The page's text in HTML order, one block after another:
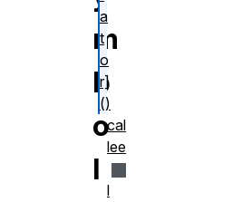
m
b
o
l
a
t
o
r]
()
cal
lee
l